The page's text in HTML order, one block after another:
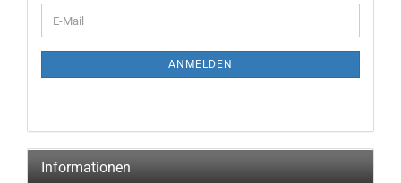
ZUR
E-
Mail
ANMELDEN
Informationen